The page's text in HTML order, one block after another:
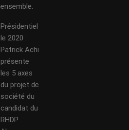
ensemble.
Présidentiel
le 2020 :
Patrick Achi
présente
les 5 axes
du projet de
société du
candidat du
RHDP